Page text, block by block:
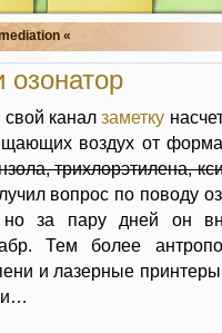
«
свой каналзаметку
воздух от
трихлорэтилена,
вопрос по поводу
но за пару дней он
Тем более
и лазерные